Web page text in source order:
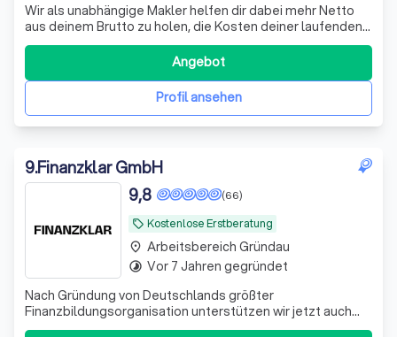
Wir als unabhängige Makler helfen dir dabei mehr Netto
aus deinem Brutto zu holen, die Kosten deiner laufenden
Verträge zu reduzieren und deine Rentenlücke zu
Profil ansehen
Angebot
9.Finanzklar GmbH
local_offer Kostenlose Erstberatung
(66)
9,8
Nach Gründung von Deutschlands größter
Finanzbildungsorganisation unterstützen wir jetzt auch
bei der Umsetzung. Bekannt aus ZDF, ARD, RTL und vielen
place Arbeitsbereich Gründau
timelapse Vor 7 Jahren gegründet